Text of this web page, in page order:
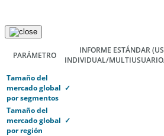
PARÁMETRO
INFORME ESTÁNDAR
INDIVIDUAL/
Tamaño del
mercado global
por segmentos
✓
Tamaño del
mercado global
por región
✓